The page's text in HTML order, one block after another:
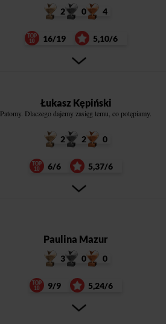
2 0 4
16/19 5,10/6
Łukasz Kępiński
Patomy. Dlaczego dajemy zasięg temu, co potępiamy.
2 2 0
6/6 5,37/6
Paulina Mazur
3 0 0
9/9 5,24/6